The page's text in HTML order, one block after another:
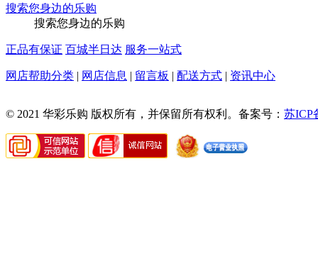
搜索您身边的乐购
搜索您身边的乐购
正品有保证 百城半日达 服务一站式
网店帮助分类 | 网店信息 | 留言板 | 配送方式 | 资讯中心
2008-
华
彩
© 2021 华彩乐购 版权所有，并保留所有权利。备案号： 苏ICP